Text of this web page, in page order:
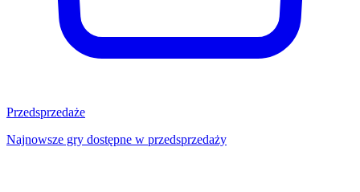
Przedsprzedaże
Najnowsze gry dostępne w przedsprzedaży